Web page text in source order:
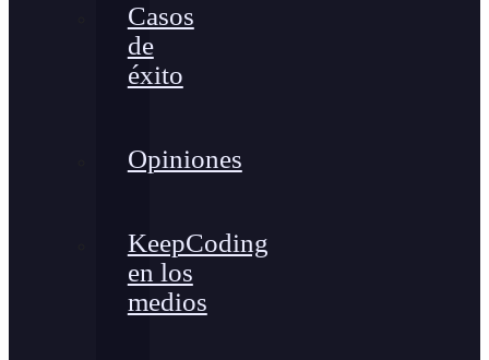
Casos
de
éxito
Opiniones
KeepCoding
en los
medios